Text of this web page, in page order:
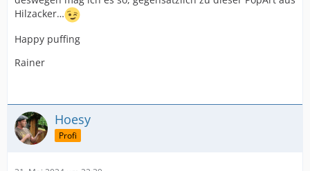
Hilzacker…
Happy puffing
Rainer
Hoesy
Profi